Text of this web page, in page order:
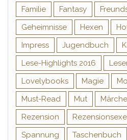
Familie
Fantasy
Geheimnisse
Hexen
Impress
Jugendbuch
Lese-Highlights 2016
Lovelybooks
Magie
Must-Read
Mut
Rezension
Spannung
Taschenbuch